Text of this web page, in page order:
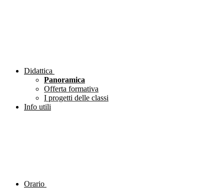
Didattica
Panoramica
Offerta formativa
I progetti delle classi
Info utili
Orario